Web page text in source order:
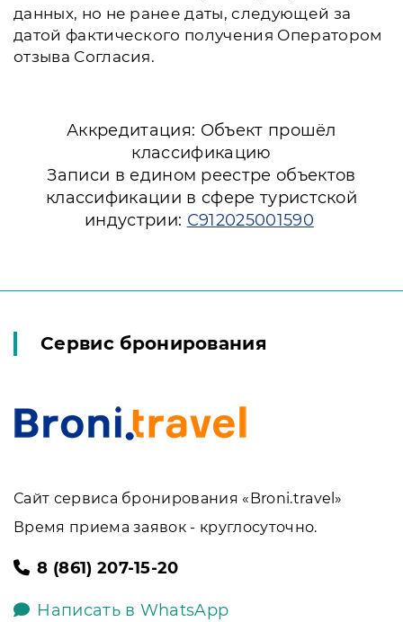
данных, но не ранее даты, следующей за
датой фактического получения Оператором
отзыва Согласия.
Аккредитация: Объект прошёл
классификацию
Записи в едином реестре объектов
классификации в сфере туристской
индустрии: С912025001590
Сервис бронирования
Сайт сервиса бронирования «Broni.travel»
Время приема заявок - круглосуточно.
8 (861) 207-15-20
Написать в WhatsApp